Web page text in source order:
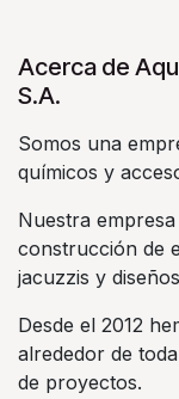
Acerca de
S.A.
Somos una
químicos y
Nuestra
construcción de
jacuzzis y
Desde el 2012
alrededor de
de proyectos.